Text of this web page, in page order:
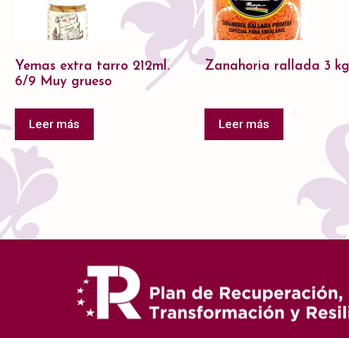
Yemas extra tarro 212ml.
6/9 Muy grueso
Leer más
Zanahoria rallada 3 kg
Leer más